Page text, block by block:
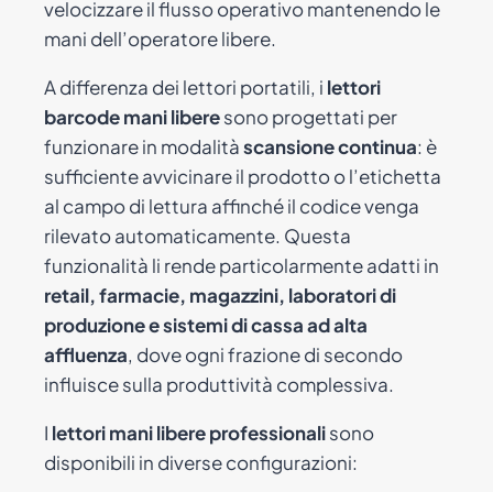
velocizzare il flusso operativo mantenendo le
mani dell’operatore libere.
A differenza dei lettori portatili, i lettori
barcode mani liberesono progettati per
funzionare in modalitàscansione continua: è
sufficiente avvicinare il prodotto o l’etichetta
al campo di lettura affinché il codice venga
rilevato automaticamente. Questa
funzionalità li rende particolarmente adatti in
retail, farmacie, magazzini, laboratori di
produzione e sistemi di cassa ad alta
affluenza, dove ogni frazione di secondo
influisce sulla produttività complessiva.
I lettori mani libere professionalisono
disponibili in diverse configurazioni: